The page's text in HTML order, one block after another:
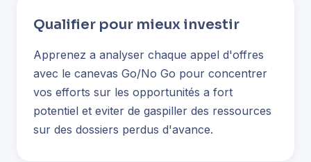
Qualifier pour mieux investir
Apprenez a analyser chaque appel d'offres
avec le canevas Go/No Go pour concentrer
vos efforts sur les opportunités a fort
potentiel et eviter de gaspiller des ressources
sur des dossiers perdus d'avance.